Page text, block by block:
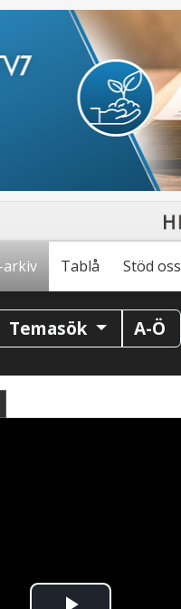
arkiv Tablå Stöd oss
Temasök A-Ö